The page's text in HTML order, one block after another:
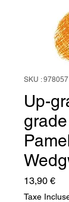
SKU :
Up-
13,90 €Prix
Taxe